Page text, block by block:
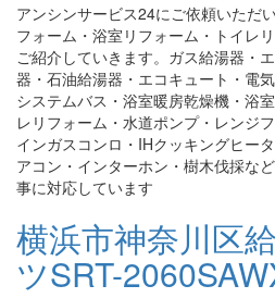
アンシンサービス24にご依頼いただ
フォーム・浴室リフォーム・トイレ
ご紹介していきます。ガス給湯器・
器・石油給湯器・エコキュート・電
システムバス・浴室暖房乾燥機・浴
レリフォーム・水道ポンプ・レンジ
インガスコンロ・IHクッキングヒー
アコン・インターホン・樹木伐採な
事に対応しています
横浜市神奈川区
ツSRT-